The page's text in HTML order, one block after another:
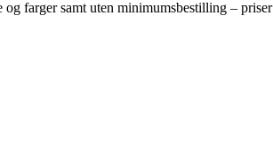
farger samt uten minimumsbestilling –